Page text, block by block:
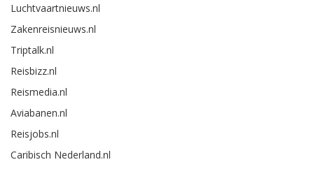
Luchtvaartnieuws.nl
Zakenreisnieuws.nl
Triptalk.nl
Reisbizz.nl
Reismedia.nl
Aviabanen.nl
Reisjobs.nl
Caribisch Nederland.nl